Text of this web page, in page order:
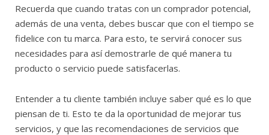
Recuerda que cuando tratas con un comprador potencial,
además de una venta, debes buscar que con el tiempo se
fidelice con tu marca. Para esto, te servirá conocer sus
necesidades para así demostrarle de qué manera tu
producto o servicio puede satisfacerlas.
Entender a tu cliente también incluye saber qué es lo que
piensan de ti. Esto te da la oportunidad de mejorar tus
servicios, y que las recomendaciones de servicios que